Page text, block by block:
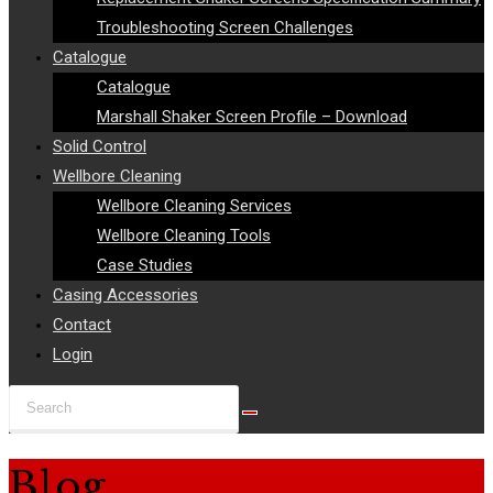
Troubleshooting Screen Challenges
Catalogue
Catalogue
Marshall Shaker Screen Profile – Download
Solid Control
Wellbore Cleaning
Wellbore Cleaning Services
Wellbore Cleaning Tools
Case Studies
Casing Accessories
Contact
Login